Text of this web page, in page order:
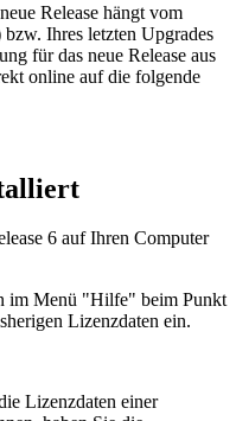
Release hängt vom
Ihres letzten Upgrades
für das neue Release aus
online auf die folgende
6 auf Ihren Computer
im Menü "Hilfe" beim Punkt
Lizenzdaten ein.
Lizenzdaten einer